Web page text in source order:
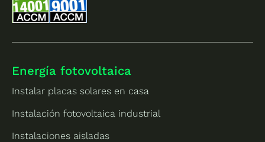
Energía fotovoltaica
Instalar placas solares en casa
Instalación fotovoltaica industrial
Instalaciones aisladas